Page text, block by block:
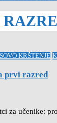
KRŠTENJE
prvi razred
za učenike: